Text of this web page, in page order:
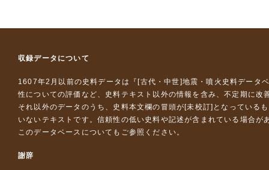
収録データについて
1607年2月以前の史料データは『 [古代・中世]地震・噴火史料データ
性についての評価など、史料テキスト以外の情報を含み、不定期に改
それ以外のデータのうち、史料本文欄の冒頭が[未校訂]となっている
いないテキストです。信頼性の低い史料や記述が含まれている場合が
このデータベースについて もご参照ください。
謝辞